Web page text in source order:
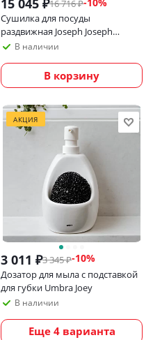
15 045 ₽16 716₽
Сушилка для посуды
раздвижная Joseph Joseph
Extend Steel
В наличии
В корзину
АКЦИЯ
3 011 ₽3 345₽-10%
Дозатор для мыла с подставкой
для губки Umbra Joey
В наличии
Еще 4 варианта